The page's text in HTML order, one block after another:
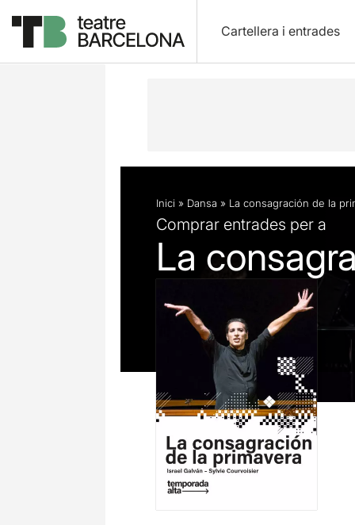
Cartellera i entrades
Descripció Fitxa artística
Inici » Dansa » La consagración de la
Comprar entrades per a
La